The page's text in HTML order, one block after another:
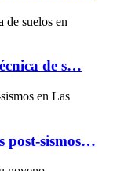
de s…
post-sismos…